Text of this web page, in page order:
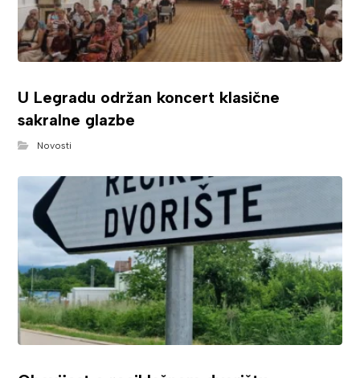
U Legradu održan koncert klasične
sakralne glazbe
Novosti